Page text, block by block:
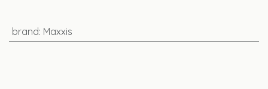
brand: Maxxis